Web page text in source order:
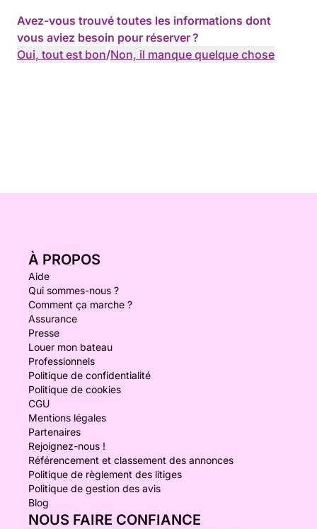
Avez-vous trouvé toutes les informations dont
vous aviez besoin pour réserver ?
Oui, tout est bon/Non, il manque quelque chose
À PROPOS
Aide
Qui sommes-nous ?
Comment ça marche ?
Assurance
Presse
Louer mon bateau
Professionnels
Politique de confidentialité
Politique de cookies
CGU
Mentions légales
Partenaires
Rejoignez-nous !
Référencement et classement des annonces
Politique de règlement des litiges
Politique de gestion des avis
Blog
NOUS FAIRE CONFIANCE